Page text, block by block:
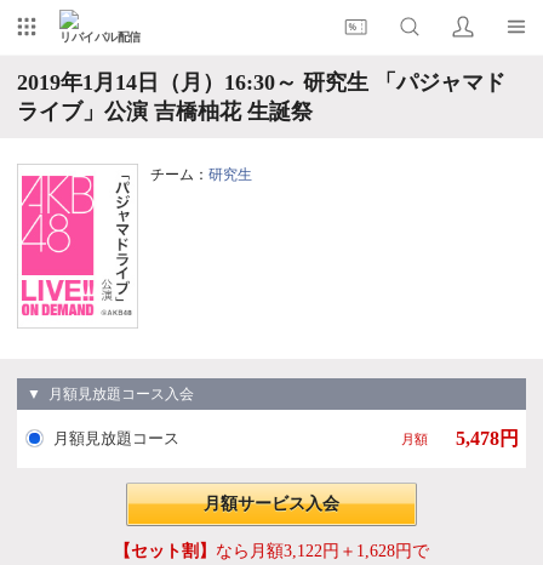
リバイバル配信
2019年1月14日（月）16:30～ 研究生 「パジャマド
ライブ」公演 吉橋柚花 生誕祭
チーム： 研究生
▼ 月額見放題コース入会
月額見放題コース 月額 5,478円
月額サービス入会
【セット割】 なら月額3,122円＋1,628円で